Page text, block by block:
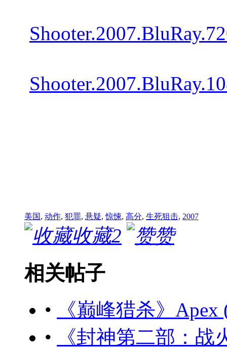
美国, 动作, 犯罪, 悬疑,惊悚, 高分, 生死狙击, 2007
收藏2 赞
相关帖子
•
《巅峰猎杀》
•
《封神第二部：